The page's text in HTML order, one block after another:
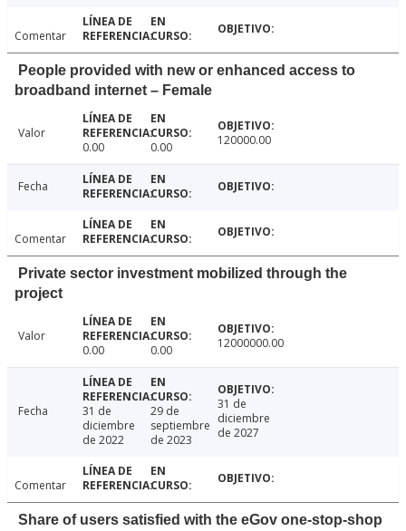
Comentar
People provided with new or enhanced access to
broadband internet – Female
Valor
0.00
0.00 120000.00
Fecha
Comentar
Private sector investment mobilized through the
project
Valor
0.00
0.00 12000000.00
Fecha
31 de
diciembre
de 2022
29 de
septiembre
de 2023
31 de
diciembre
de 2027
Comentar
Share of users satisfied with the eGov one-stop-shop